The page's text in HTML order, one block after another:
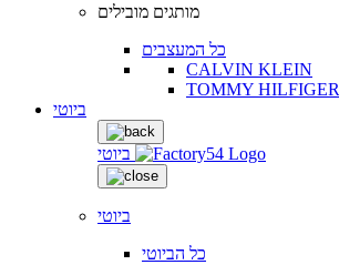
מותגים מובילים
כל המעצבים
CALVIN KLEIN
TOMMY HILFIGER
ביוטי
ביוטי
ביוטי
כל הביוטי